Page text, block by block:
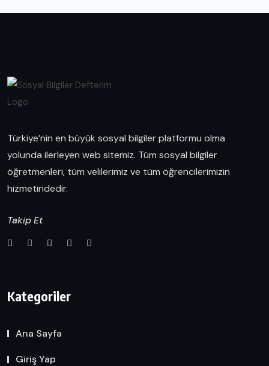
Türkiye’nin en büyük sosyal bilgiler platformu olma
yolunda ilerleyen web sitemiz. Tüm sosyal bilgiler
öğretmenleri, tüm velilerimiz ve tüm öğrencilerimizin
hizmetindedir.
Takip Et
Kategoriler
Ana Sayfa
Giriş Yap